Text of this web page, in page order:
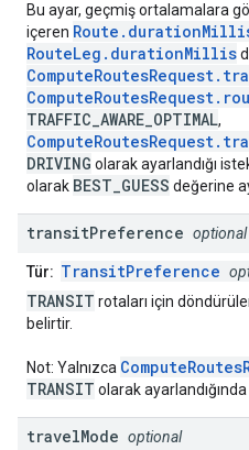
Bu ayar, geçmiş ortalamalara
içeren
RouteLeg.durationMillis
TRAFFIC_AWARE_OPTIMAL,
DRIVING olarak ayarlandığı
olarak BEST_GUESS değerine
transitPreference optional
Tür: TransitPreference
TRANSIT rotaları için
belirtir.
Not: Yalnızca
TRANSIT olarak
travelMode optional